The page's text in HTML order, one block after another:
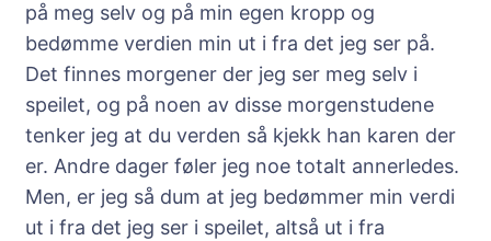
på meg selv og på min egen kropp og
bedømme verdien min ut i fra det jeg ser på.
Det finnes morgener der jeg ser meg selv i
speilet, og på noen av disse morgenstudene
tenker jeg at du verden så kjekk han karen der
er. Andre dager føler jeg noe totalt annerledes.
Men, er jeg så dum at jeg bedømmer min verdi
ut i fra det jeg ser i speilet, altså ut i fra